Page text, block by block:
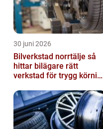
30 juni 2026
Bilverkstad norrtälje så
hittar bilägare rätt
verkstad för trygg körning